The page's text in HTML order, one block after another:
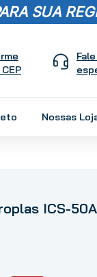
SUA
Nossas
ICS-